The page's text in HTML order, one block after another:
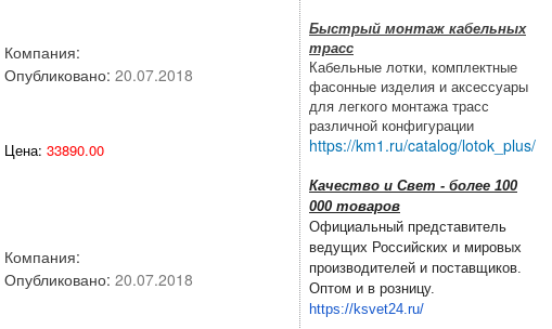
Компания:
Опубликовано:20.07.2018
Цена: 33890.00
Компания:
Опубликовано:20.07.2018
Быстрый монтаж кабельных
трасс
Кабельные лотки, комплектные
фасонные изделия и аксессуары
для легкого монтажа трасс
различной конфигурации
https://km1.ru/catalog/lotok_plus/
Качество и Свет - более 100
000 товаров
Официальный представитель
ведущих Российских и мировых
производителей и поставщиков.
Оптом и в розницу.
https://ksvet24.ru/